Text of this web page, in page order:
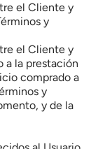
el Cliente y
y
el Cliente y
a la prestación
comprado a
y
y de la